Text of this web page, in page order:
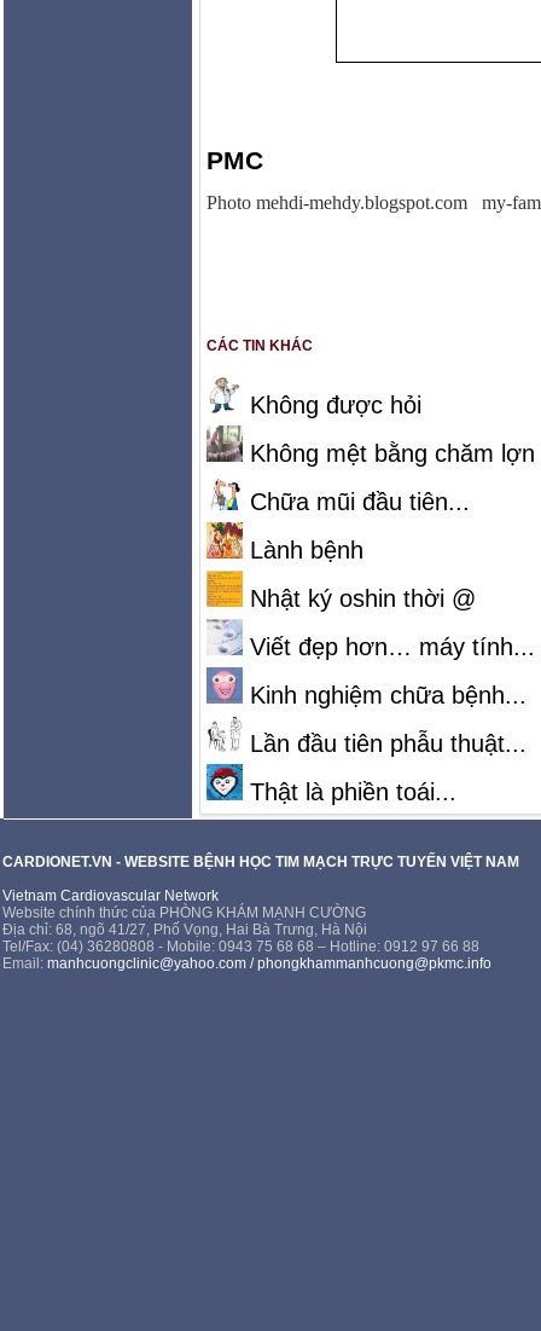
PMC
Photo mehdi-mehdy.blogspot.com my-
CÁC TIN KHÁC
Không được hỏi
Không mệt bằng chăm lợn
Chữa mũi đầu tiên...
Lành bệnh
Nhật ký oshin thời @
Viết đẹp hơn… máy tính...
Kinh nghiệm chữa bệnh...
Lần đầu tiên phẫu thuật...
Thật là phiền toái...
CARDIONET.VN - WEBSITE BỆNH HỌC TIM MẠCH TRỰC TUYẾN VIỆT NAM
Vietnam Cardiovascular Network
Website chính thức của PHÒNG KHÁM MẠNH CƯỜNG
Địa chỉ: 68, ngõ 41/27, Phố Vọng, Hai Bà Trưng, Hà Nội
Tel/Fax: (04) 36280808 - Mobile: 0943 75 68 68 – Hotline: 0912 97 66 88
Email:manhcuongclinic@yahoo.com /phongkhammanhcuong@pkmc.info